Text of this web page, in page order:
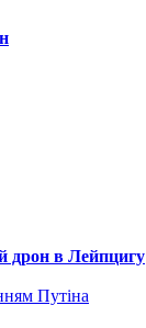
дрон в Лейпцигу
Путіна